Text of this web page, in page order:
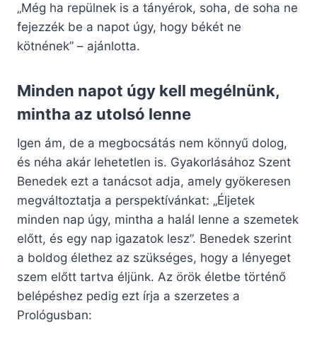
„Még ha repülnek is a tányérok, soha, de soha ne
fejezzék be a napot úgy, hogy békét ne
kötnének” – ajánlotta.
Minden napot úgy kell megélnünk,
mintha az utolsó lenne
Igen ám, de a megbocsátás nem könnyű dolog,
és néha akár lehetetlen is. Gyakorlásához Szent
Benedek ezt a tanácsot adja, amely gyökeresen
megváltoztatja a perspektívánkat: „Éljetek
minden nap úgy, mintha a halál lenne a szemetek
előtt, és egy nap igazatok lesz”. Benedek szerint
a boldog élethez az szükséges, hogy a lényeget
szem előtt tartva éljünk. Az örök életbe történő
belépéshez pedig ezt írja a szerzetes a
Prológusban: